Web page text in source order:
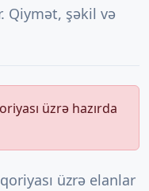
Qiymət, şəkil və
üzrə hazırda
üzrə elanlar